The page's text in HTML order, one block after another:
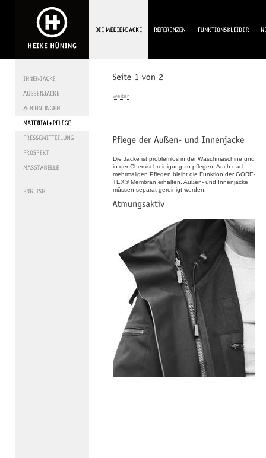
weiter
Die Jacke ist problemlos in der Waschmaschine und
in der Chemischreinigung zu pflegen. Auch nach
mehrmaligen Pflegen bleibt die Funktion der GORE-
TEX® Membran erhalten. Außen- und Innenjacke
müssen separat gereinigt werden.